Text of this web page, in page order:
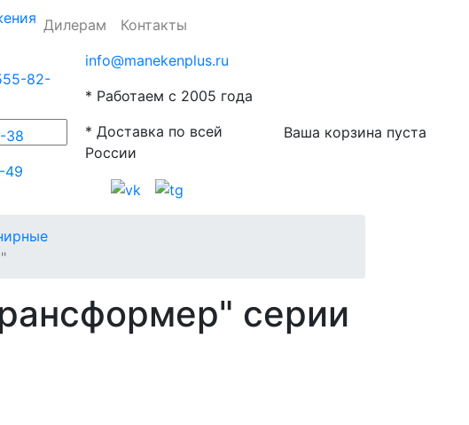
Дилерам Контакты
82-
38
49
info@manekenplus.ru
* Работаем с 2005 года
* Доставка по всей
России
Ваша корзина пуста
серии